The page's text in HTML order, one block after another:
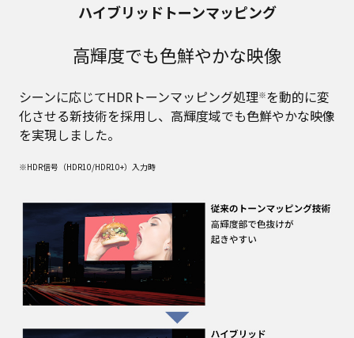
ハイブリッドトーンマッピング
高輝度でも色鮮やかな映像
シーンに応じてHDRトーンマッピング処理※を動的に変
化させる新技術を採用し、高輝度域でも色鮮やかな映像
を実現しました。
※HDR信号（HDR10/HDR10+）入力時